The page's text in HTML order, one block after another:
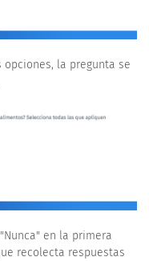
la pregunta se
en la primera
recolecta respuestas